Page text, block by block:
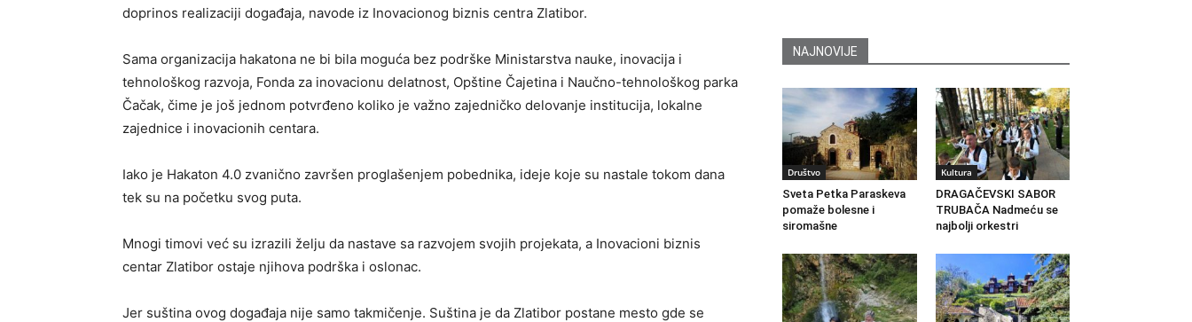
doprinos realizaciji događaja, navode iz Inovacionog biznis centra Zlatibor.
Sama organizacija hakatona ne bi bila moguća bez podrške Ministarstva nauke, inovacija i
tehnološkog razvoja, Fonda za inovacionu delatnost, Opštine Čajetina i Naučno-tehnološkog parka
Čačak, čime je još jednom potvrđeno koliko je važno zajedničko delovanje institucija, lokalne
zajednice i inovacionih centara.
Iako je Hakaton 4.0 zvanično završen proglašenjem pobednika, ideje koje su nastale tokom dana
tek su na početku svog puta.
Mnogi timovi već su izrazili želju da nastave sa razvojem svojih projekata, a Inovacioni biznis
centar Zlatibor ostaje njihova podrška i oslonac.
Jer suština ovog događaja nije samo takmičenje. Suština je da Zlatibor postane mesto gde se
NAJNOVIJE
Društvo
Sveta Petka Paraskeva
pomaže bolesne i
siromašne
Kultura
DRAGAČEVSKI SABOR
TRUBAČA Nadmeću se
najbolji orkestri